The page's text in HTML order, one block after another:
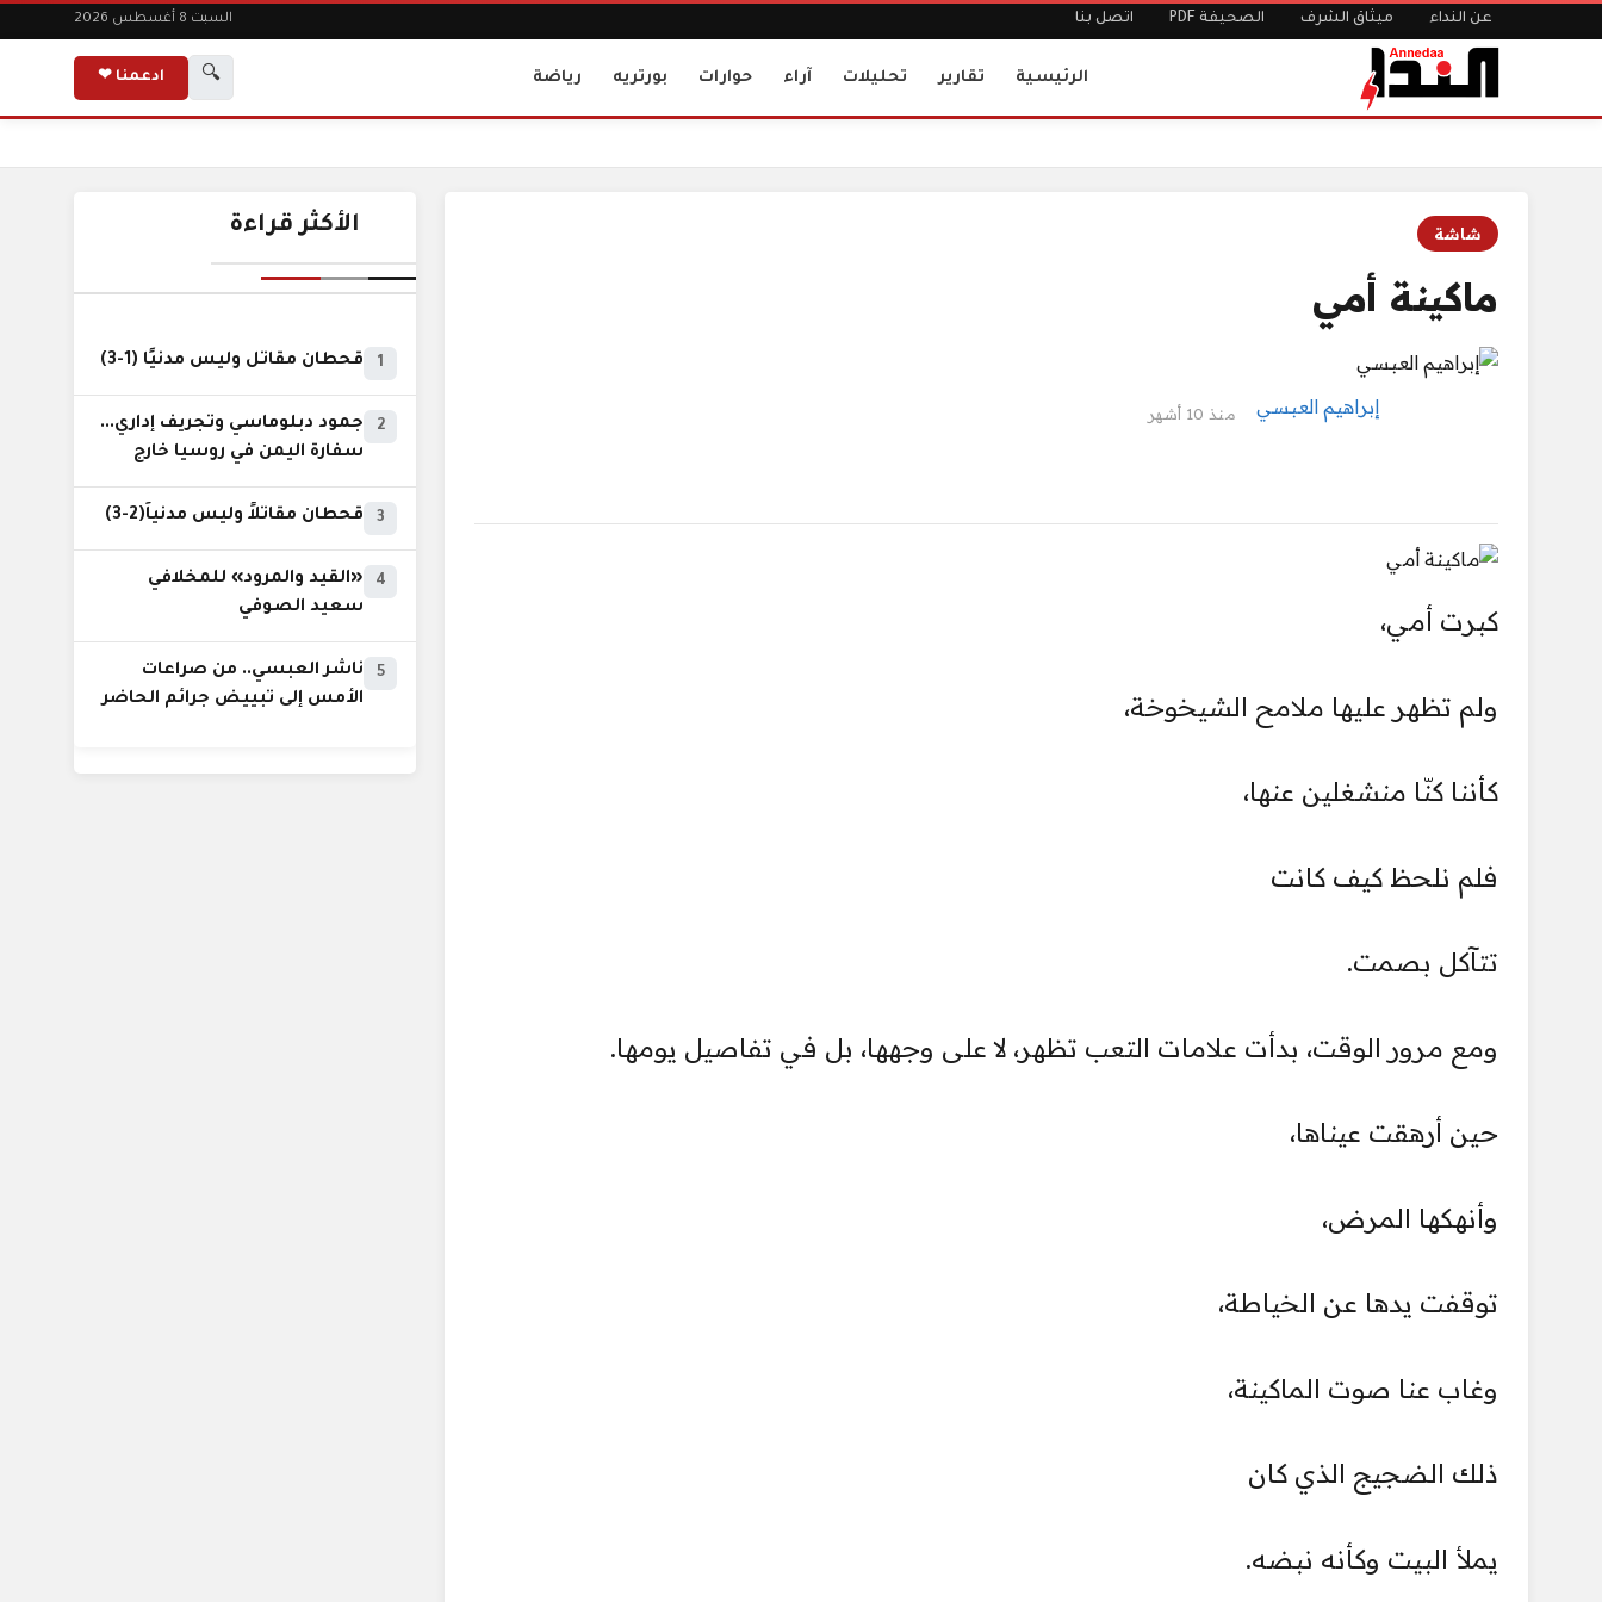
عن النداء ميثاق الشرف الصحيفة PDF اتصل بنا السبت 8 أغسطس 2026
الرئيسية تقارير تحليلات آراء حوارات بورتريه رياضة 🔍 ادعمنا ❤
شاشة
ماكينة أمي
إبراهيم العبسي منذ 10 أشهر
كبرت أمي،
ولم تظهر عليها ملامح الشيخوخة،
كأننا كنّا منشغلين عنها،
فلم نلحظ كيف كانت
تتآكل بصمت.
ومع مرور الوقت، بدأت علامات التعب تظهر، لا على وجهها، بل في تفاصيل يومها.
حين أرهقت عيناها،
وأنهكها المرض،
توقفت يدها عن الخياطة،
وغاب عنا صوت الماكينة،
ذلك الضجيج الذي كان
يملأ البيت وكأنه نبضه.
الأكثر قراءة
1 قحطان مقاتل وليس مدنيًا (1-3)
2
جمود دبلوماسي وتجريف إداري...
سفارة اليمن في روسيا خارج
3 قحطان مقاتلاً وليس مدنياً(2-3)
4
«القيد والمرود» للمخلافي
سعيد الصوفي
5
ناشر العبسي.. من صراعات
الأمس إلى تبييض جرائم الحاضر